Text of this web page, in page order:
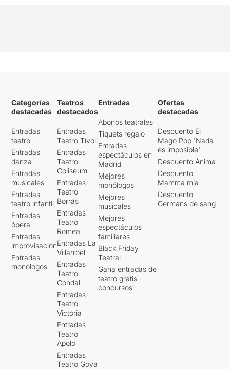
Categorías
destacadas
Entradas
teatro
Entradas
danza
Entradas
musicales
Entradas
teatro infantil
Entradas
ópera
Entradas
improvisación
Entradas
monólogos
Teatros
destacados
Entradas
Teatro Tívoli
Entradas
Teatro
Coliseum
Entradas
Teatro
Borrás
Entradas
Teatro
Romea
Entradas La
Villarroel
Entradas
Teatro
Condal
Entradas
Teatro
Victòria
Entradas
Teatro
Apolo
Entradas
Teatro Goya
Entradas
Abonos teatrales
Tiquets regalo
Entradas
espectáculos en
Madrid
Mejores
monólogos
Mejores
musicales
Mejores
espectáculos
familiares
Black Friday
Teatral
Gana entradas de
teatro gratis -
concursos
Ofertas
destacadas
Descuento El
Mago Pop 'Nada
es imposible'
Descuento Ànima
Descuento
Mamma mia
Descuento
Germans de sang